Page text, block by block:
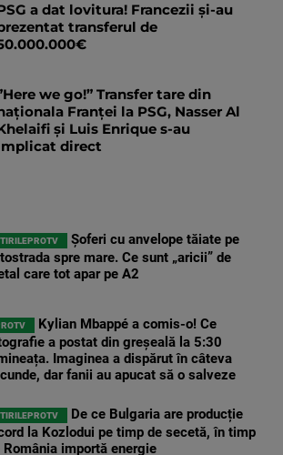
a dat lovitura! Francezii și-au
transferul de
we go!” Transfer tare din
Franței la PSG, Nasser Al
și Luis Enrique s-au
direct
Șoferi cu anvelope tăiate pe
spre mare. Ce sunt „aricii” de
care tot apar pe A2
Kylian Mbappé a comis-o! Ce
a postat din greșeală la 5:30
Imaginea a dispărut în câteva
dar fanii au apucat să o salveze
De ce Bulgaria are producție
la Kozlodui pe timp de secetă, în timp
România importă energie